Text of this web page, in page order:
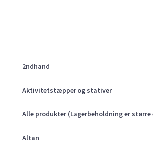
2ndhand
Aktivitetstæpper og stativer
Alle produkter (Lagerbeholdning er større
Altan